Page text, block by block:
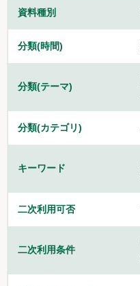
資料種別
分類(時間)
分類(テーマ)
分類(カテゴリ)
キーワード
二次利用可否
二次利用条件